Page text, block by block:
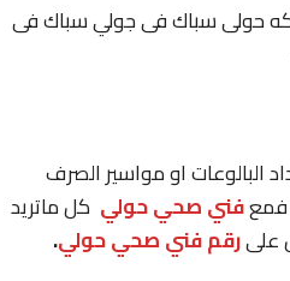
حولى سباك فى جولي سباك فى
البالوعات او مواسير الصرف
فمعفني صحي حولي كل ماتريد
علىرقمفني صحي حولي.